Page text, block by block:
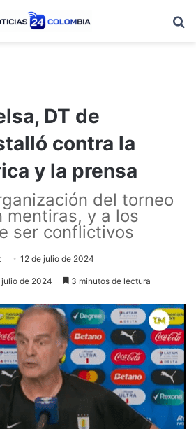
DT de
contra la
y la prensa
del torneo
mentiras, y a los
ser conflictivos
12 de julio de 2024
de 2024 3 minutos de lectura